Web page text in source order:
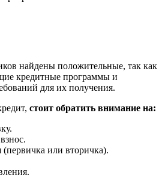
найдены положительные, так как
кредитные программы и
для их получения.
стоит обратить внимание на:
или вторичка).